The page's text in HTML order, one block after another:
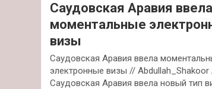
Саудовская Аравия ввела
моментальные
визы
Саудовская Аравия ввела
электронные визы // Abdullah_Shakoor
Саудовская Аравия ввела новый тип